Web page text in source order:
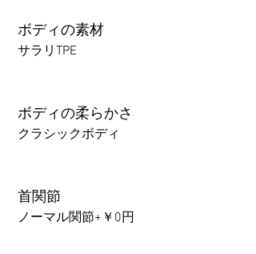
ボディの素材
サラリTPE
ボディの柔らかさ
クラシックボディ
首関節
ノーマル関節+￥0円